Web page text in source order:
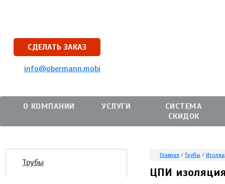
СДЕЛАТЬ ЗАКАЗ
info@obermann.mobi
О КОМПАНИИ УСЛУГИ
СИСТЕМА
СКИДОК
Трубы
Главная /Трубы /
ЦПИ